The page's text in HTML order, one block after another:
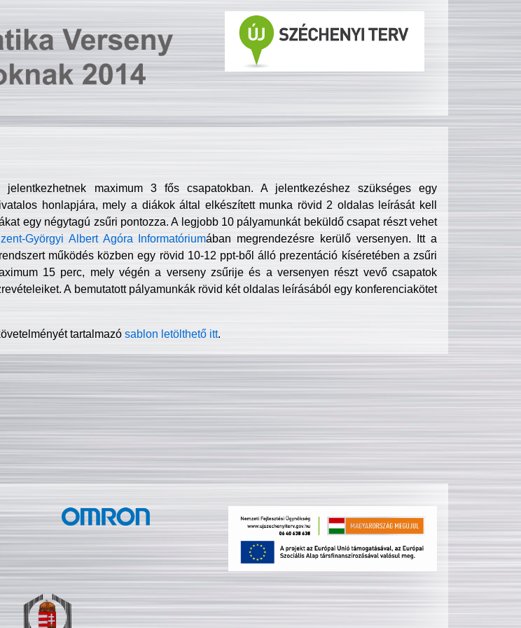
maximum 3 fős csapatokban. A jelentkezéshez szükséges egy
honlapjára, mely a diákok által elkészített munka rövid 2 oldalas leírását kell
egy négytagú zsűri pontozza. A legjobb 10 pályamunkát beküldő csapat részt vehet
Györgyi Albert Agóra Informatóriumában megrendezésre kerülő versenyen. Itt a
működés közben egy rövid 10-12 ppt-ből álló prezentáció kíséretében a zsűri
15 perc, mely végén a verseny zsűrije és a versenyen részt vevő csapatok
A bemutatott pályamunkák rövid két oldalas leírásából egy konferenciakötet
tartalmazósablon letölthető itt.